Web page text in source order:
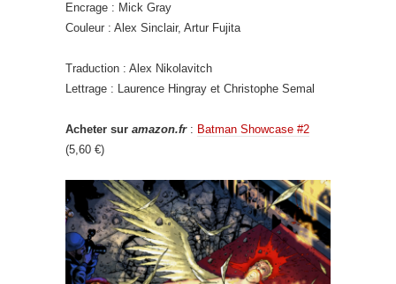
Encrage : Mick Gray
Couleur : Alex Sinclair, Artur Fujita
Traduction : Alex Nikolavitch
Lettrage : Laurence Hingray et Christophe Semal
Acheter sur amazon.fr: Batman Showcase #2
(5,60 €)